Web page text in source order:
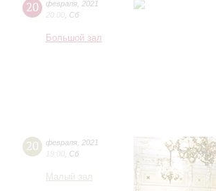
20 февраля 2021
20:00 Сб
Большой зал
20 февраля 2021
19:00 Сб
Малый зал